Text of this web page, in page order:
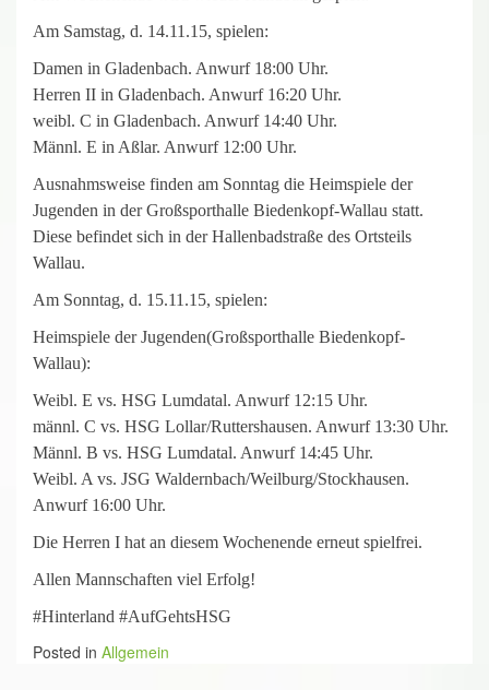
Am Samstag, d. 14.11.15, spielen:
Damen in Gladenbach. Anwurf 18:00 Uhr.
Herren II in Gladenbach. Anwurf 16:20 Uhr.
weibl. C in Gladenbach. Anwurf 14:40 Uhr.
Männl. E in Aßlar. Anwurf 12:00 Uhr.
Ausnahmsweise finden am Sonntag die Heimspiele der
Jugenden in der Großsporthalle Biedenkopf-Wallau statt.
Diese befindet sich in der Hallenbadstraße des Ortsteils
Wallau.
Am Sonntag, d. 15.11.15, spielen:
Heimspiele der Jugenden(Großsporthalle Biedenkopf-
Wallau):
Weibl. E vs. HSG Lumdatal. Anwurf 12:15 Uhr.
männl. C vs. HSG Lollar/Ruttershausen. Anwurf 13:30 Uhr.
Männl. B vs. HSG Lumdatal. Anwurf 14:45 Uhr.
Weibl. A vs. JSG Waldernbach/Weilburg/Stockhausen.
Anwurf 16:00 Uhr.
Die Herren I hat an diesem Wochenende erneut spielfrei.
Allen Mannschaften viel Erfolg!
#Hinterland #AufGehtsHSG
Posted in Allgemein